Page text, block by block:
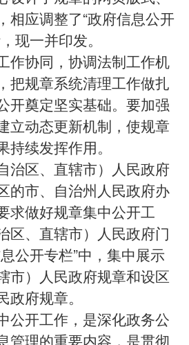
相应调整了“政府信息公开
现一并印发。
作协同，协调法制工作机
把规章系统清理工作做扎
开奠定坚实基础。要加强
立动态更新机制，使规章
续发挥作用。
治区、直辖市）人民政府
的市、自治州人民政府办
求做好规章集中公开工
区、直辖市）人民政府门
公开专栏”中，集中展示
市）人民政府规章和设区
府规章。
公开工作，是深化政务公
管理的重要内容，是贯彻